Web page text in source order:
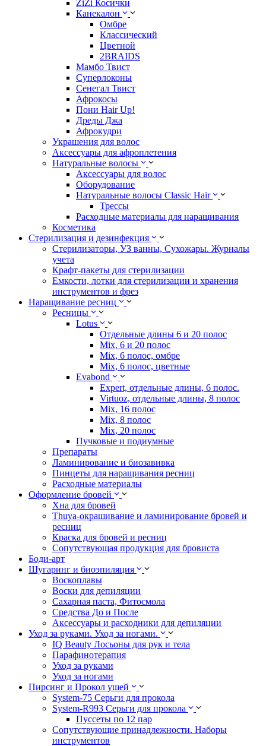
ZiZi Косички
Канекалон
Омбре
Классический
Цветной
2BRAIDS
Мамбо Твист
Суперлоконы
Сенегал Твист
Афрокосы
Пони Hair Up!
Дреды Джа
Афрокудри
Украшения для волос
Аксессуары для афроплетения
Натуральные волосы
Аксессуары для волос
Оборудование
Натуральные волосы Classic Hair
Трессы
Расходные материалы для наращивания
Косметика
Стерилизация и дезинфекция
Стерилизаторы, УЗ ванны, Сухожары. Журналы
учета
Крафт-пакеты для стерилизации
Емкости, лотки для стерилизации и хранения
инструментов и фрез
Наращивание ресниц
Ресницы
Lotus
Отдельные длины 6 и 20 полос
Mix, 6 и 20 полос
Mix, 6 полос, омбре
Mix, 6 полос, цветные
Evabond
Expert, отдельные длины, 6 полос.
Virtuoz, отдельные длины, 8 полос
Mix, 16 полос
Mix, 8 полос
Mix, 20 полос
Пучковые и подиумные
Препараты
Ламинирование и биозавивка
Пинцеты для наращивания ресниц
Расходные материалы
Оформление бровей
Хна для бровей
Thuya-окрашивание и ламинирование бровей и
ресниц
Краска для бровей и ресниц
Сопутствующая продукция для бровиста
Боди-арт
Шугаринг и биоэпиляция
Воскоплавы
Воски для депиляции
Сахарная паста, Фитосмола
Средства До и После
Аксессуары и расходники для депиляции
Уход за руками. Уход за ногами.
IQ Beauty Лосьоны для рук и тела
Парафинотерапия
Уход за руками
Уход за ногами
Пирсинг и Прокол ушей
System-75 Серьги для прокола
System-R993 Серьги для прокола
Пуссеты по 12 пар
Cопутствующие принадлежности. Наборы
инструментов